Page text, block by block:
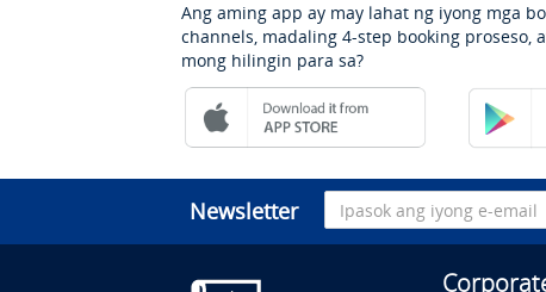
Ang aming app ay may lahat ng iyong mga
channels, madaling 4-step booking proseso,
mong hilingin para sa?
Newsletter